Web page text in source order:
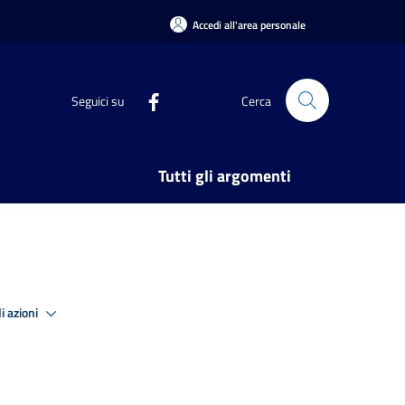
Accedi all'area personale
Seguici su Cerca
Tutti gli argomenti
azioni